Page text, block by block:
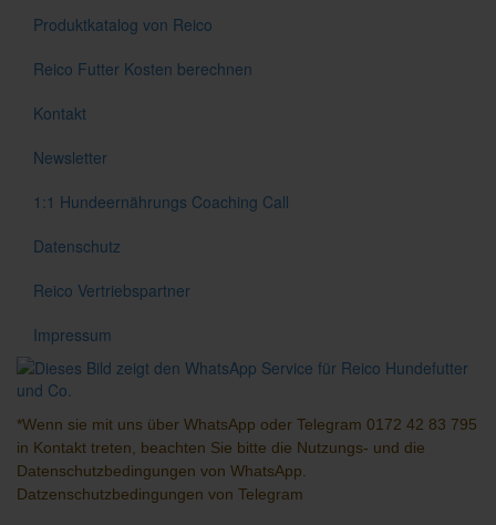
Produktkatalog von Reico
Reico Futter Kosten berechnen
Kontakt
Newsletter
1:1 Hundeernährungs Coaching Call
Datenschutz
Reico Vertriebspartner
Impressum
*Wenn sie mit uns über WhatsApp oder Telegram 0172 42 83 795
in Kontakt treten, beachten Sie bitte die Nutzungs- und die
Datenschutzbedingungen von WhatsApp.
Datzenschutzbedingungen von Telegram